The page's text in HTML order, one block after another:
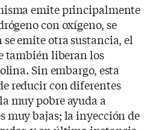
emite principalmente
con oxígeno, se
emite otra sustancia, el
también liberan los
Sin embargo, esta
reducir con diferentes
muy pobre ayuda a
muy bajas; la inyección de